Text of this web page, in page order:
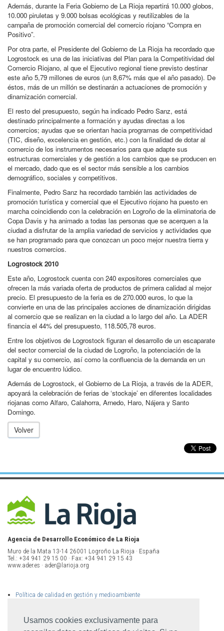
Usamos cookies exclusivamente para
Además, durante la Feria Gobierno de La Rioja repartirá 10.000 globos,
10.000 piruletas y 9.000 bolsas ecológicas y reutilizables de la
campaña de promoción comercial del comercio riojano “Compra en
Positivo”.
Por otra parte, el Presidente del Gobierno de La Rioja ha recordado que
Logrostock es una de las iniciativas del Plan para la Competitividad del
Comercio Riojano, al que el Ejecutivo regional tiene previsto destinar
este año 5,79 millones de euros (un 8,67% más que el año pasado). De
éstos, más de un millón se destinarán a actuaciones de promoción y
dinamización comercial.
El resto del presupuesto, según ha indicado Pedro Sanz, está
destinado principalmente a formación y ayudas directas a los
comercios; ayudas que se orientan hacia programas de competitividad
(TIC, diseño, excelencia en gestión, etc.) con la finalidad de dotar al
comercio de los instrumentos necesarios para que adapte sus
estructuras comerciales y de gestión a los cambios que se producen en
el mercado, dado que es el sector más sensible a los cambios
demográfico, sociales y competitivos.
Finalmente, Pedro Sanz ha recordado también las actividades de
promoción turística y comercial que el Ejecutivo riojano ha puesto en
marcha coincidiendo con la celebración en Logroño de la eliminatoria de
Copa Davis y ha animado a todas las personas que se acerquen a la
ciudad a disfrutar de la amplia variedad de servicios y actividades que
se han programado para que conozcan un poco mejor nuestra tierra y
nuestros comercios.
Logrostock 2010
Este año, Logrostock cuenta con 240 expositores comerciales que
ofrecen la más variada oferta de productos de primera calidad al mejor
precio. El presupuesto de la feria es de 270.000 euros, lo que la
convierte en una de las principales acciones de dinamización dirigidas
al comercio que se realizan en la ciudad a lo largo del año. La ADER
financia el 44% del presupuesto, 118.505,78 euros.
Entre los objetivos de Logrostock figuran el desarrollo de un escaparate
del sector comercial de la ciudad de Logroño, la potenciación de la
capital y su comercio, así como la confluencia de la demanda en un
lugar de encuentro lúdico.
Además de Logrostock, el Gobierno de La Rioja, a través de la ADER,
apoyará la celebración de ferias de ‘stockaje’ en diferentes localidades
riojanas como Alfaro, Calahorra, Arnedo, Haro, Nájera y Santo
Domingo.
Volver
Agencia de Desarrollo Económico de La Rioja
Muro de la Mata 13-14 26001 Logroño La Rioja · España
Tel.: +34 941 29 15 00 · Fax: +34 941 29 15 43
www.ader.es · ader@larioja.org
Política de calidad en gestión y medioambiente
Mapa del sitio